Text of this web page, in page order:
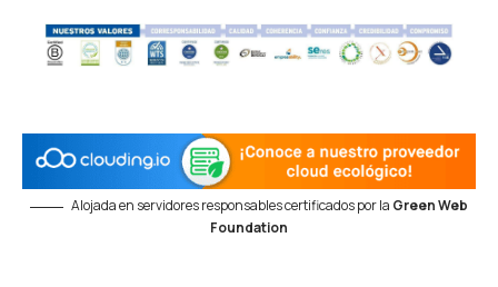
Alojada en servidores responsables certificados por la Green Web
Foundation